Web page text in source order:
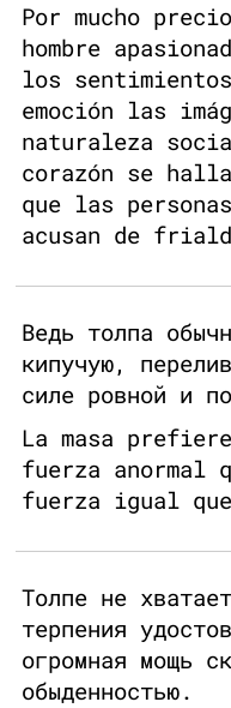
Por mucho
hombre
los
emoción las
naturaleza
corazón se
que las
acusan de
Ведь толпа
кипучую,
силе ровной и
La masa
fuerza anormal
fuerza igual
Толпе не
терпения
огромная мощь
обыденностью.